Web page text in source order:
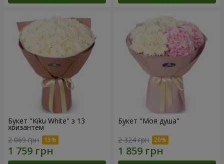
Букет "Kiku White" з 13
хризантем
2 069 грн
Букет "Моя душа"
2 324 грн